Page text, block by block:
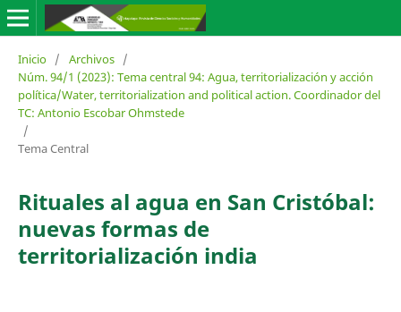
Inicio / Archivos /
Núm. 94/1 (2023): Tema central 94: Agua, territorialización y acción
política/Water, territorialization and political action. Coordinador del
TC: Antonio Escobar Ohmstede
/
Tema Central
Rituales al agua en San Cristóbal:
nuevas formas de
territorialización india